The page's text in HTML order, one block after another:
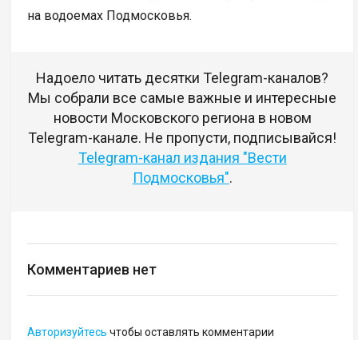
на водоемах Подмосковья.
Надоело читать десятки Telegram-каналов?
Мы собрали все самые важные и интересные
новости Московского региона в новом
Telegram-канале. Не пропусти, подписывайся!
Telegram-канал издания "Вести
Подмосковья".
Комментариев нет
Авторизуйтесь чтобы оставлять комментарии